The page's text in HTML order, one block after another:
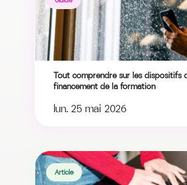
Tout comprendre sur les dispositifs
financement de la formation
lun. 25 mai 2026
Article